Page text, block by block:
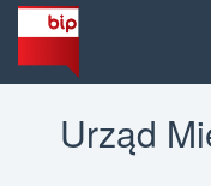
Urząd